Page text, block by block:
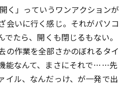
く」っていうワンアクションが
会いに行く感じ。それがパソコ
でたら、開くも閉じるもない。
の作業を全部さかのぼれるタイ
能なんて、まさにそれで……先
イル、なんだっけ、が一発で出